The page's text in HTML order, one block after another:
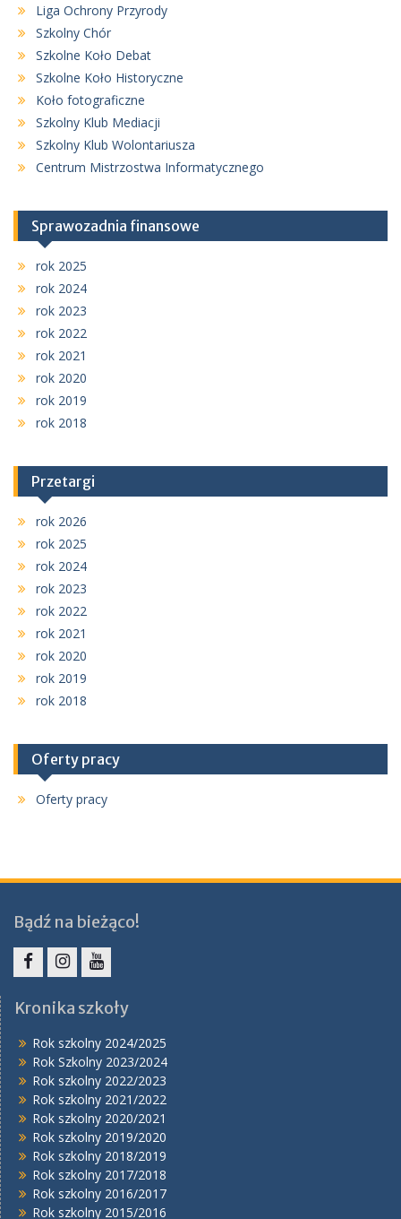
Liga Ochrony Przyrody
Szkolny Chór
Szkolne Koło Debat
Szkolne Koło Historyczne
Koło fotograficzne
Szkolny Klub Mediacji
Szkolny Klub Wolontariusza
Centrum Mistrzostwa Informatycznego
Sprawozadnia finansowe
rok 2025
rok 2024
rok 2023
rok 2022
rok 2021
rok 2020
rok 2019
rok 2018
Przetargi
rok 2026
rok 2025
rok 2024
rok 2023
rok 2022
rok 2021
rok 2020
rok 2019
rok 2018
Oferty pracy
Oferty pracy
Bądź na bieżąco!
Kronika szkoły
Rok szkolny 2024/2025
Rok Szkolny 2023/2024
Rok szkolny 2022/2023
Rok szkolny 2021/2022
Rok szkolny 2020/2021
Rok szkolny 2019/2020
Rok szkolny 2018/2019
Rok szkolny 2017/2018
Rok szkolny 2016/2017
Rok szkolny 2015/2016